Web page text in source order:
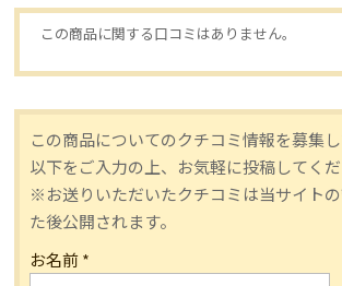
この商品に関する口コミはありません。
この商品についてのクチコミ情報を募集し
以下をご入力の上、お気軽に投稿してくだ
※お送りいただいたクチコミは当サイト
た後公開されます。
お名前*